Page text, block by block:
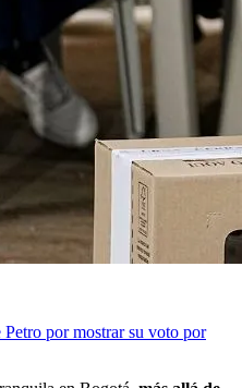
por mostrar su voto por